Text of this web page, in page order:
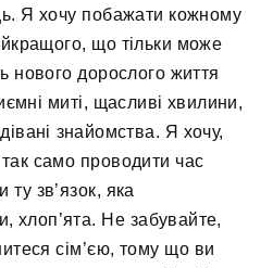
Я хочу побажати кожному
що тільки може
нового дорослого життя
миті, щасливі хвилини,
знайомства. Я хочу,
само проводити час
зв’язок, яка
хлоп’ята. Не забувайте,
сім’єю, тому що ви